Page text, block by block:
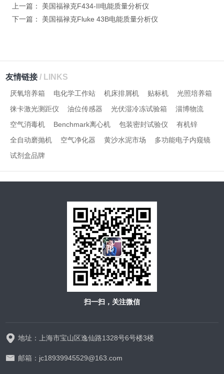
上一篇： 美国福禄克F434-II电能质量分析仪
下一篇： 美国福禄克Fluke 43B电能质量分析仪
友情链接/ LINKS
厌氧培养箱 电化学工作站 机床排屑机 贴标机
光照培养箱
徕卡激光测距仪
油位传感器 光伏湿冷冻试验箱
淄博物流
空气消毒机
Benchmark离心机 包装密封试验仪
有机锌
全自动磨抛机
空气净化器 黄沙水泥市场
多功能电子内窥镜
试剂盒品牌
扫一扫，关注微信
地址：上海市宝山区逸仙路1328号6号楼3楼
邮箱：jc18939945529@163.com